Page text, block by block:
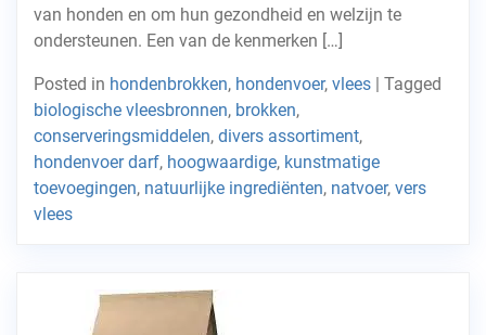
van honden en om hun gezondheid en welzijn te
ondersteunen. Een van de kenmerken […]
Posted in hondenbrokken, hondenvoer, vlees | Tagged
biologische vleesbronnen, brokken,
conserveringsmiddelen, divers assortiment,
hondenvoer darf, hoogwaardige, kunstmatige
toevoegingen, natuurlijke ingrediënten, natvoer, vers
vlees